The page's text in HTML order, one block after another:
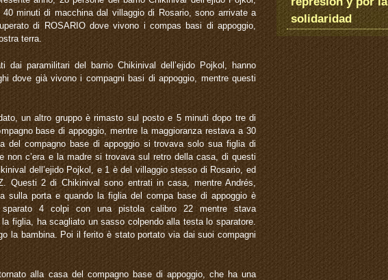
minuti di macchina dal villaggio di Rosario, sono arrivate a
di ROSARIO dove vivono i compas basi di appoggio,
terra.
dai paramilitari del barrio Chikinival dell’ejido Pojkol, hanno
dove già vivono i compagni basi di appoggio, mentre questi
un altro gruppo è rimasto sul posto e 5 minuti dopo tre di
base di appoggio, mentre la maggioranza restava a 30
del compagno base di appoggio si trovava solo sua figlia di
non c’era e la madre si trovava sul retro della casa, di questi
dell’ejido Pojkol, e 1 è del villaggio stesso di Rosario, ed
Questi 2 di Chikinival sono entrati in casa, mentre Andrés,
sulla porta e quando la figlia del compa base di appoggio è
4 colpi con una pistola calibro 22 mentre stava
figlia, ha scagliato un sasso colpendo alla testa lo sparatore.
la bambina. Poi il ferito è stato portato via dai suoi compagni
alla casa del compagno base di appoggio, che ha una
solidaridad